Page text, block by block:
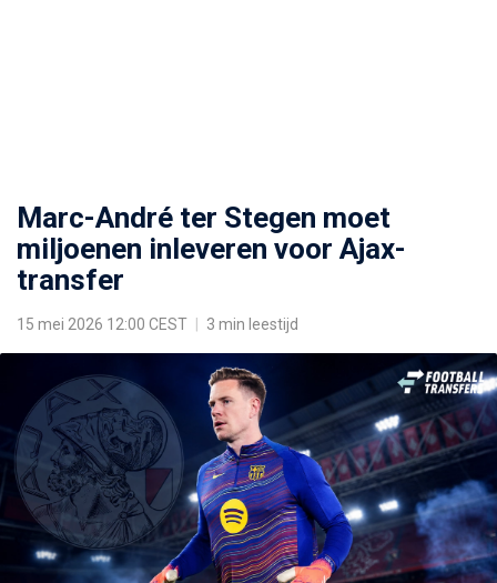
Marc-André ter Stegen moet
miljoenen inleveren voor Ajax-
transfer
15 mei 2026 12:00 CEST 3 min leestijd